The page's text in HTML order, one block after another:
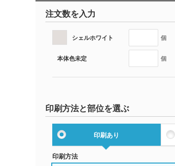
注文数を入力
シェルホワイト 個
本体色未定 個
印刷方法と部位を選ぶ
印刷あり
印刷方法